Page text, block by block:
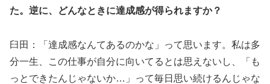
た。逆に、どんなときに達成感が得られますか？
臼田：「達成感なんてあるのかな」って思います。私は多
分一生、この仕事が自分に向いてるとは思えないし、「も
っとできたんじゃないか…」って毎日思い続けるんじゃな